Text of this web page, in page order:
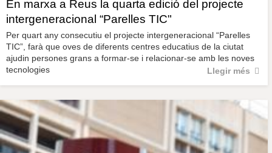
En marxa a Reus la quarta edició del projecte
intergeneracional “Parelles TIC"
Per quart any consecutiu el projecte intergeneracional “Parelles
TIC”, farà que oves de diferents centres educatius de la ciutat
ajudin persones grans a formar-se i relacionar-se amb les noves
tecnologies
Llegir més